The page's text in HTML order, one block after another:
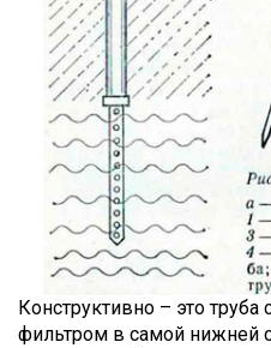
Конструктивно – это
фильтром в самой нижней